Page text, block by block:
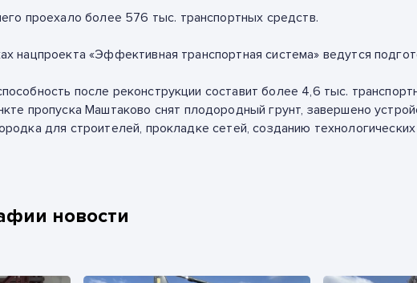
проехалоболее 576 тыс. транспортных средств.
нацпроекта«Эффективная транспортная система» ведутся
после реконструкции составитболее 4,6 тыс.
пропускаМаштаково снят плодородный грунт, завершено
для строителей, прокладке сетей, созданию
новости